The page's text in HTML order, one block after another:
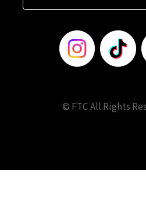
© FTC All Rights